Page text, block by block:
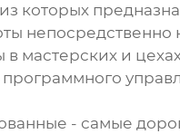
которых
непосредственно
мастерских и
- самые